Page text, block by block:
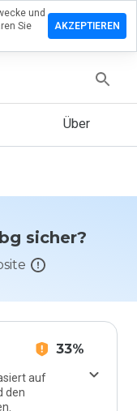
Über
sicher?
33%
auf
den
und
Sie
AKZEPTIEREN